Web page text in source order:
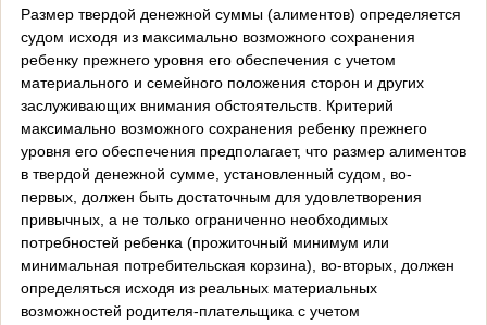
Размер твердой денежной суммы (алиментов) определяется
судом исходя из максимально возможного сохранения
ребенку прежнего уровня его обеспечения с учетом
материального и семейного положения сторон и других
заслуживающих внимания обстоятельств. Критерий
максимально возможного сохранения ребенку прежнего
уровня его обеспечения предполагает, что размер алиментов
в твердой денежной сумме, установленный судом, во-
первых, должен быть достаточным для удовлетворения
привычных, а не только ограниченно необходимых
потребностей ребенка (прожиточный минимум или
минимальная потребительская корзина), во-вторых, должен
определяться исходя из реальных материальных
возможностей родителя-плательщика с учетом